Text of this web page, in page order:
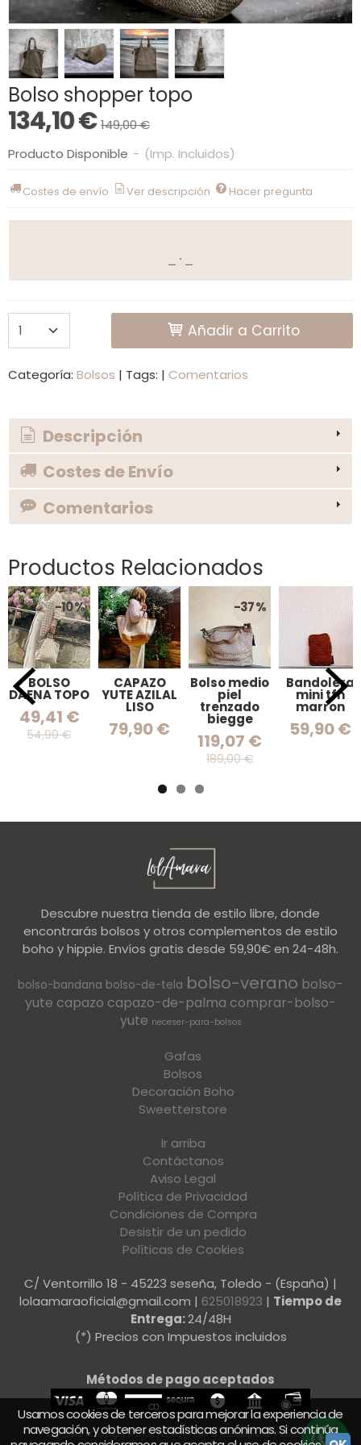
Bolso shopper topo
134,10 €149,00 €
Producto Disponible - (Imp. Incluidos)
Costes de envío Ver descripción Hacer pregunta
Añadir a Carrito
Categoría: Bolsos | Tags: | Comentarios
Descripción
Costes de Envío
Comentarios
Productos Relacionados
-10 %
BOLSO
DAENA TOPO
49,41 €
54,90 €
CAPAZO
YUTE AZILAL
LISO
79,90 €
-37 %
Bolso medio
piel
trenzado
biegge
119,07 €
189,00 €
Bandolera
mini tfn
marron
59,90 €
Descubre nuestra tienda de estilo libre, donde
encontrarás bolsos y otros complementos de estilo
boho y hippie. Envíos gratis desde 59,90€ en 24-48h.
bolso-bandana bolso-de-tela bolso-verano bolso-
yute capazo capazo-de-palma comprar-bolso-
yute neceser-para-bolsos
Gafas
Bolsos
Decoración Boho
Sweetterstore
Ir arriba
Contáctanos
Aviso Legal
Política de Privacidad
Condiciones de Compra
Desistir de un pedido
Políticas de Cookies
C/ Ventorrillo 18 - 45223 seseña, Toledo - (España) |
lolaamaraoficial@gmail.com | 625018923 | Tiempo de
Entrega:24/48H
(*) Precios con Impuestos incluidos
Métodos de pago aceptados
LolAmara- Copyright © 2026 [43947] - Con la tecnología de Palbin.com
Usamos cookies de terceros para mejorar la experiencia de
navegación, y obtener estadísticas anónimas. Si continúa